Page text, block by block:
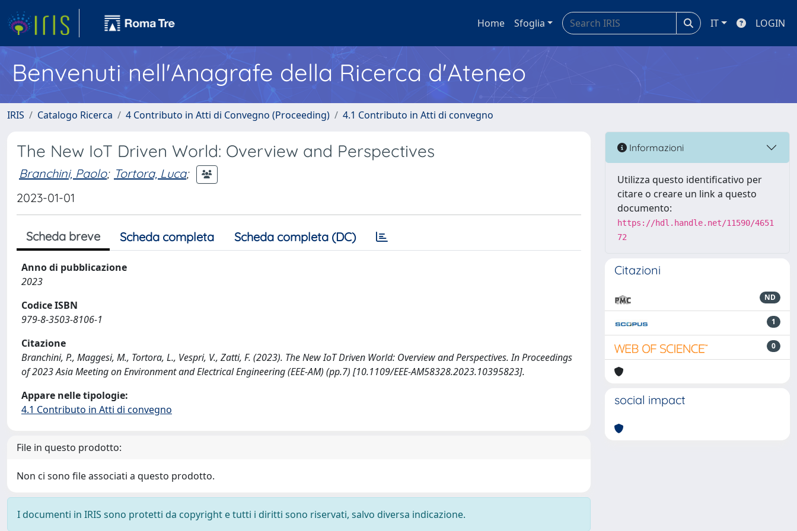
Home Sfoglia IT LOGIN
Benvenuti nell'Anagrafe della Ricerca d'Ateneo
IRIS Catalogo Ricerca 4 Contributo in Atti di Convegno (Proceeding) 4.1 Contributo in Atti di convegno
The New IoT Driven World: Overview and Perspectives
Branchini, Paolo; Tortora, Luca;
2023-01-01
Scheda breve Scheda completa Scheda completa (DC)
Anno di pubblicazione
2023
Codice ISBN
979-8-3503-8106-1
Citazione
Branchini, P., Maggesi, M., Tortora, L., Vespri, V., Zatti, F. (2023). The New IoT Driven World: Overview and Perspectives. In Proceedings
of 2023 Asia Meeting on Environment and Electrical Engineering (EEE-AM) (pp.7) [10.1109/EEE-AM58328.2023.10395823].
Appare nelle tipologie:
4.1 Contributo in Atti di convegno
File in questo prodotto:
Non ci sono file associati a questo prodotto.
I documenti in IRIS sono protetti da copyright e tutti i diritti sono riservati, salvo diversa indicazione.
Informazioni
Utilizza questo identificativo per
citare o creare un link a questo
documento:
https://hdl.handle.net/11590/4651
72
Citazioni
ND
1
0
social impact